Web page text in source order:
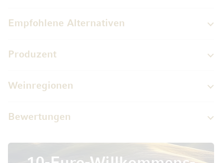
Empfohlene Alternativen
Produzent
Weinregionen
Bewertungen